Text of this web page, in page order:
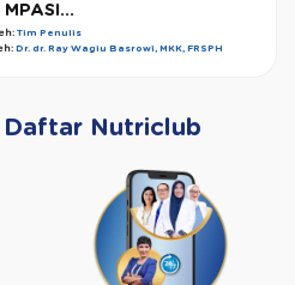
Tim Penulis
Dr. dr. Ray Wagiu Basrowi, MKK, FRSPH
Daftar Nutriclub